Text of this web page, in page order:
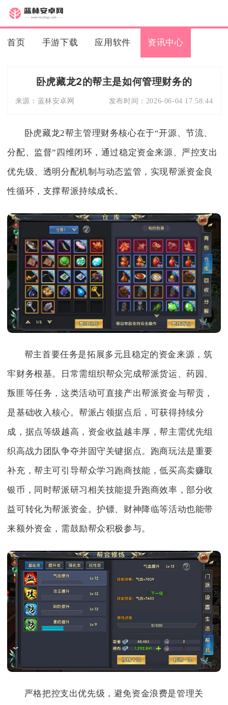
首页 手游下载 应用软件 资讯中心
卧虎藏龙2的帮主是如何管理财务的
来源： 蓝林安卓网 发布时间： 2026-06-04 17:58:44
卧虎藏龙2帮主管理财务核心在于“开源、节流、
分配、监督”四维闭环，通过稳定资金来源、严控支出
优先级、透明分配机制与动态监管，实现帮派资金良
性循环，支撑帮派持续成长。
帮主首要任务是拓展多元且稳定的资金来源，筑
牢财务根基。日常需组织帮众完成帮派货运、药园、
叛匪等任务，这类活动可直接产出帮派资金与帮贡，
是基础收入核心。帮派占领据点后，可获得持续分
成，据点等级越高，资金收益越丰厚，帮主需优先组
织高战力团队争夺并固守关键据点。跑商玩法是重要
补充，帮主可引导帮众学习跑商技能，低买高卖赚取
银币，同时帮派研习相关技能提升跑商效率，部分收
益可转化为帮派资金。护镖、财神降临等活动也能带
来额外资金，需鼓励帮众积极参与。
严格把控支出优先级，避免资金浪费是管理关